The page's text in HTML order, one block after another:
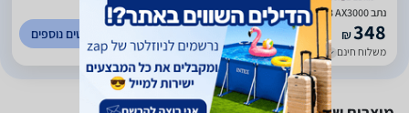
נתב TP-LINK Archer AX53 AX3000
₪348
משלוח חינם עד 5 ימי עסקים
לפרטים נוספים